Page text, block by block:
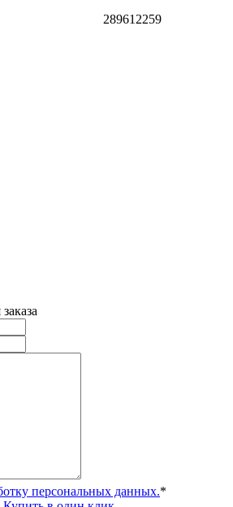
289612259
персональных данных.*